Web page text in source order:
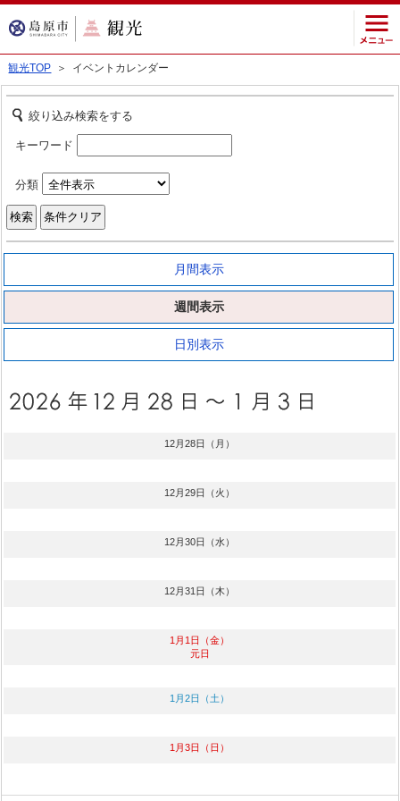
観光TOP ＞ イベントカレンダー
絞り込み検索をする
キーワード
分類
月間表示
週間表示
日別表示
12月28日（月）
12月29日（火）
12月30日（水）
12月31日（木）
1月1日（金）
元日
1月2日（土）
1月3日（日）